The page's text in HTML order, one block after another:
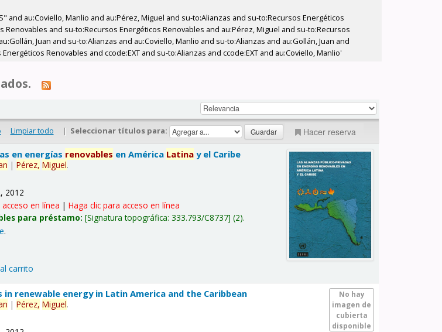
and au:Coviello, Manlio and au:Pérez, Miguel and su-to:Alianzas and su-to:Recursos Energéticos
and su-to:Recursos Energéticos Renovables and au:Pérez, Miguel and su-to:Recursos
Juan and su-to:Alianzas and au:Coviello, Manlio and su-to:Alianzas and au:Gollán, Juan and
Renovables and ccode:EXT and su-to:Alianzas and ccode:EXT and au:Coviello, Manlio'
Limpiar todo | Seleccionar títulos para: Hacer reserva
en energías renovables en América Latina y el Caribe
|Pérez, Miguel.
2012
en línea |Haga clic para acceso en línea
para préstamo: Signatura topográfica:333.793/C8737 (2).
.
carrito
No hay
imagen de
cubierta
disponible
renewable energy in Latin America and the Caribbean
|Pérez, Miguel.